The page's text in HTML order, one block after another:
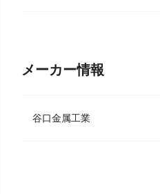
メーカー情報
谷口金属工業